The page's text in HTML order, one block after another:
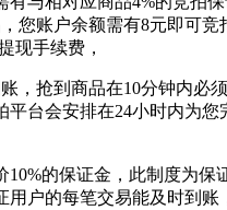
，您账户余额需有8元即可竞
现手续费，
，抢到商品在10分钟内必
平台会安排在24小时内为您
10%的保证金，此制度为保
用户的每笔交易能及时到账